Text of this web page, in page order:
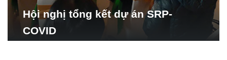
Hội nghị tổng kết dự án SRP-
COVID